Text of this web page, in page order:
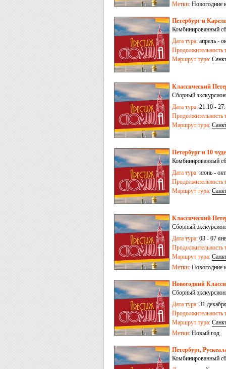
Метки: Новогодние
Петербург и
Комбинированный
Дата тура: апрель -
Продолжительность
Маршрут тура:
Классический
Сборный
Дата тура: 21.10 -
Продолжительность
Маршрут тура:
Петербург и 10
Комбинированный
Дата тура: июнь -
Продолжительность
Маршрут тура:
Классический
Сборный
Дата тура: 03 - 07
Продолжительность
Маршрут тура:
Метки: Новогодние
Новогодний
Сборный
Дата тура: 31
Продолжительность
Маршрут тура:
Метки: Новый год
Петербург,
Комбинированный